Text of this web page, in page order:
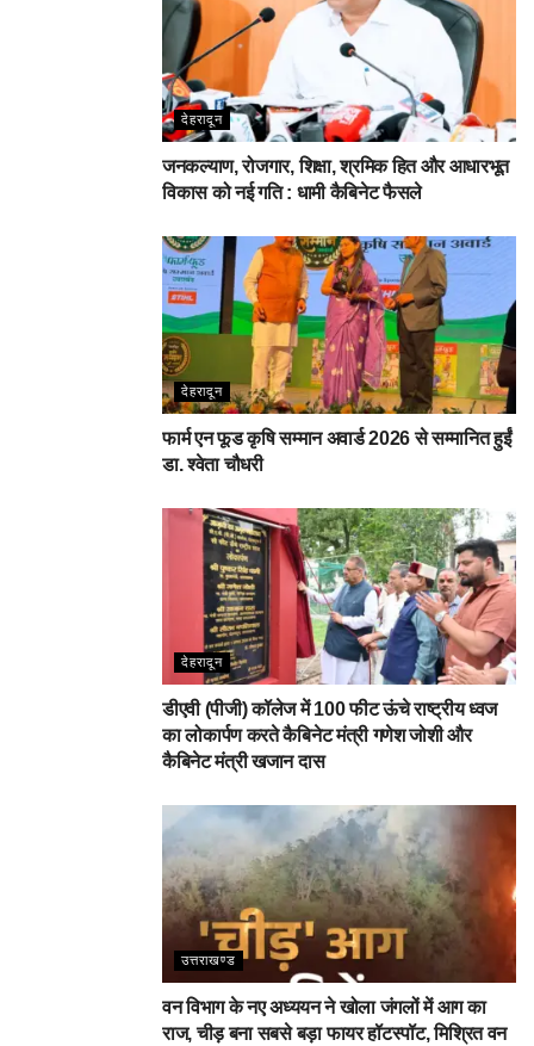
देहरादून
जनकल्याण, रोजगार, शिक्षा, श्रमिक हित और आधारभूत
विकास को नई गति : धामी कैबिनेट फैसले
देहरादून
फार्म एन फूड कृषि सम्मान अवार्ड 2026 से सम्मानित हुईं
डा. श्वेता चौधरी
देहरादून
डीएवी (पीजी) कॉलेज में 100 फीट ऊंचे राष्ट्रीय ध्वज
का लोकार्पण करते कैबिनेट मंत्री गणेश जोशी और
कैबिनेट मंत्री खजान दास
उत्तराखण्ड
वन विभाग के नए अध्ययन ने खोला जंगलों में आग का
राज, चीड़ बना सबसे बड़ा फायर हॉटस्पॉट, मिश्रित वन